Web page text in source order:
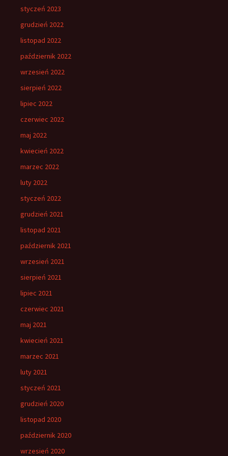
styczeń 2023
grudzień 2022
listopad 2022
październik 2022
wrzesień 2022
sierpień 2022
lipiec 2022
czerwiec 2022
maj 2022
kwiecień 2022
marzec 2022
luty 2022
styczeń 2022
grudzień 2021
listopad 2021
październik 2021
wrzesień 2021
sierpień 2021
lipiec 2021
czerwiec 2021
maj 2021
kwiecień 2021
marzec 2021
luty 2021
styczeń 2021
grudzień 2020
listopad 2020
październik 2020
wrzesień 2020